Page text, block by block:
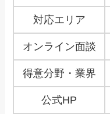
対応エリア
オンライン面談
得意分野・業界
公式HP